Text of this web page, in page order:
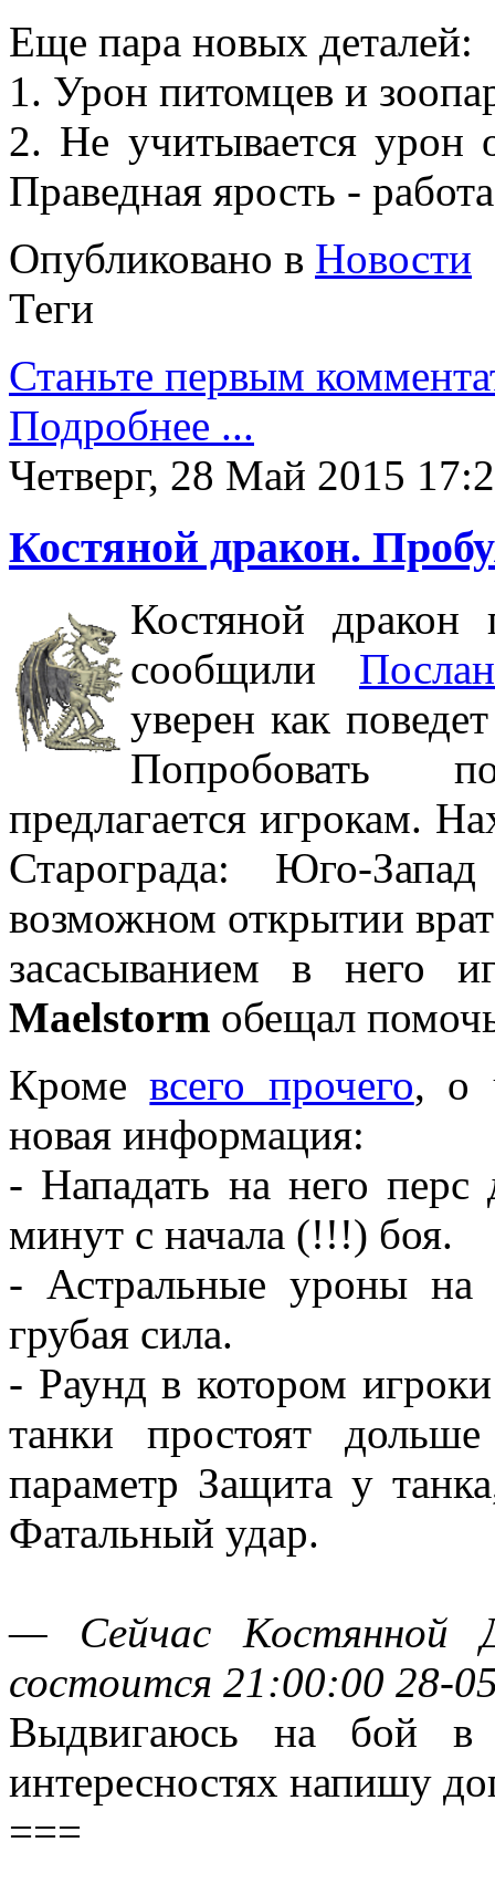
Еще пара новых деталей:
1. Урон питомцев и
2. Не учитывается урон
Праведная ярость -
Опубликовано в Новости
Теги
Станьте первым
Подробнее ...
Четверг, 28 Май 2015
Костяной дракон.
Костяной дракон
сообщили
уверен как
Попробовать
предлагается игрокам.
Старограда: Юго-
возможном открытии
засасыванием в него
Maelstorm обещал
Кромевсего прочего, о
новая информация:
- Нападать на него
минут с начала (!!!) боя.
- Астральные уроны на
грубая сила.
- Раунд в котором
танки простоят
параметр Защита у
Фатальный удар.
— Сейчас Костянной
состоится 21:00:00 28-
Выдвигаюсь на бой в
интересностях напишу
===